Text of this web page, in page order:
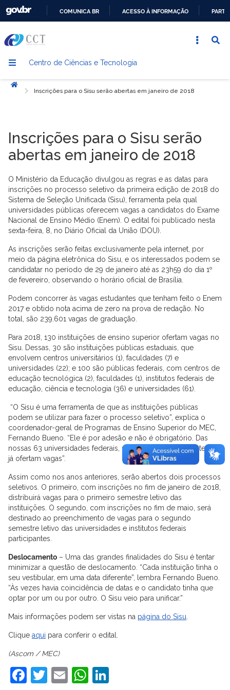
CONTEÚDO
COMUNICA BR ACESSO À INFORMAÇÃO
Centro de Ciências e Tecnologia
Início
Inscrições para o Sisu serão abertas em janeiro de 2018
Inscrições para o Sisu serão
abertas em janeiro de 2018
O Ministério da Educação divulgou as regras e as datas para
inscrições no processo seletivo da primeira edição de 2018 do
Sistema de Seleção Unificada (Sisu), ferramenta pela qual
universidades públicas oferecem vagas a candidatos do Exame
Nacional de Ensino Médio (Enem). O edital foi publicado nesta
sexta-feira, 8, no Diário Oficial da União (DOU).
As inscrições serão feitas exclusivamente pela internet, por
meio da página eletrônica do Sisu, e os interessados podem se
candidatar no período de 29 de janeiro até as 23h59 do dia 1º
de fevereiro, observando o horário oficial de Brasília.
Podem concorrer às vagas estudantes que tenham feito o Enem
2017 e obtido nota acima de zero na prova de redação. No
total, são 239.601 vagas de graduação.
Para 2018, 130 instituições de ensino superior ofertam vagas no
Sisu. Dessas, 30 são instituições públicas estaduais, que
envolvem centros universitários (1), faculdades (7) e
universidades (22); e 100 são públicas federais, com centros de
educação tecnológica (2), faculdades (1), institutos federais de
educação, ciência e tecnologia (36) e universidades (61).
“O Sisu é uma ferramenta de que as instituições públicas
podem se utilizar para fazer o processo seletivo”, explica o
coordenador-geral de Programas de Ensino Superior do MEC,
Fernando Bueno. “Ele é por adesão e não é obrigatório. Das
nossas 63 universidades federais, por exemplo, atualmente 61
já ofertam vagas”.
Assim como nos anos anteriores, serão abertos dois processos
seletivos. O primeiro, com inscrições no fim de janeiro de 2018,
distribuirá vagas para o primeiro semestre letivo das
instituições. O segundo, com inscrições no fim de maio, será
destinado ao preenchimento de vagas para o segundo
semestre letivo das universidades e institutos federais
participantes.
Deslocamento – Uma das grandes finalidades do Sisu é tentar
minimizar a questão de deslocamento. “Cada instituição tinha o
seu vestibular, em uma data diferente”, lembra Fernando Bueno.
“Às vezes havia coincidência de datas e o candidato tinha que
optar por um ou por outro. O Sisu veio para unificar.”
Mais informações podem ser vistas na página do Sisu
Clique aqui para conferir o edital.
(Ascom / MEC)
Facebook
Twitter
EmailWhatsApp